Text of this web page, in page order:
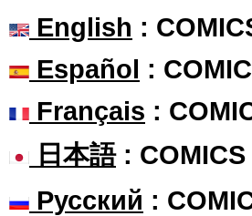
English :
Español :
Français :
日本語: COMICS
Русский :